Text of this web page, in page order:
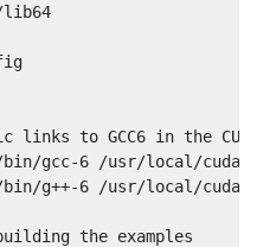
lib64
links to GCC6 in the
gcc-6 /usr/local/cuda-
g++-6 /usr/local/cuda-
the examples